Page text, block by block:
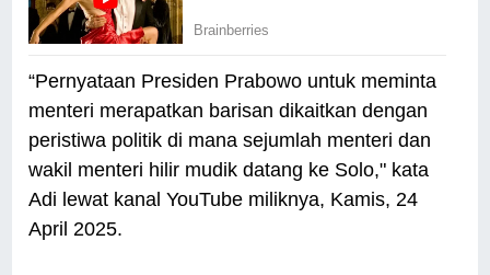
“Pernyataan Presiden Prabowo untuk meminta
menteri merapatkan barisan dikaitkan dengan
peristiwa politik di mana sejumlah menteri dan
wakil menteri hilir mudik datang ke Solo," kata
Adi lewat kanal YouTube miliknya, Kamis, 24
April 2025.